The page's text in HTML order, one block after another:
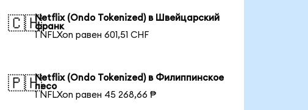
🇨🇭Netflix (Ondo Tokenized) в Швейцарский
франк
1 NFLXon равен 601,51 CHF
🇵🇭Netflix (Ondo Tokenized) в Филиппинское
песо
1 NFLXon равен 45 268,66 ₱